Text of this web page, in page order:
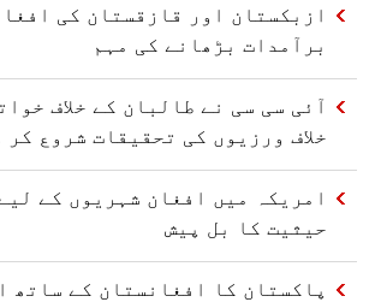
ازبکستان اور قازقستان کی
برآمدات بڑھانے کی مہم
آئی سی سی نے طالبان کے خلاف
خلاف ورزیوں کی تحقیقات شروع کر
امریکہ میں افغان شہریوں کے
حیثیت کا بل پیش
پاکستان کا افغانستان کے ساتھ